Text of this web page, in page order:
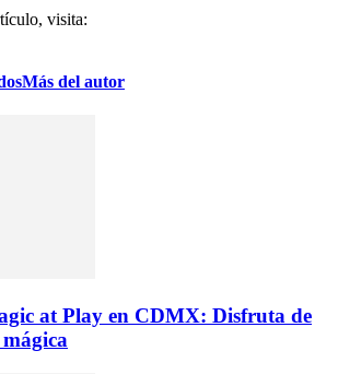
visita:
Más del autor
at Play en CDMX: Disfruta de